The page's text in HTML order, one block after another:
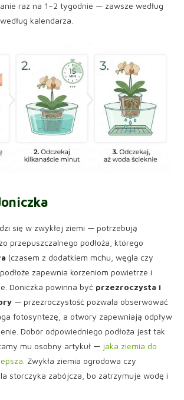
raz na 1–2 tygodnie — zawsze według
kalendarza.
się w zwykłej ziemi — potrzebują
przepuszczalnego podłoża, którego
(czasem z dodatkiem mchu, węgla czy
zapewnia korzeniom powietrze i
Doniczka powinna być przezroczysta i
— przezroczystość pozwala obserwować
fotosyntezę, a otwory zapewniają odpływ
Dobór odpowiedniego podłoża jest tak
mu osobny artykuł — jaka ziemia do
. Zwykła ziemia ogrodowa czy
storczyka zabójcza, bo zatrzymuje wodę i